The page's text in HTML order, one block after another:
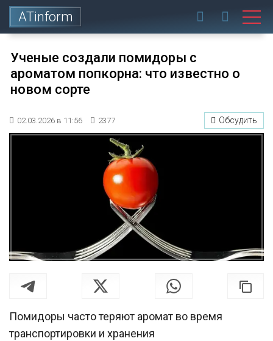
ATinform
Ученые создали помидоры с
ароматом попкорна: что известно о
новом сорте
02.03.2026 в 11:56 2377 Обсудить
Помидоры часто теряют аромат во время
транспортировки и хранения